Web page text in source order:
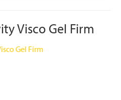
Visco Gel Firm